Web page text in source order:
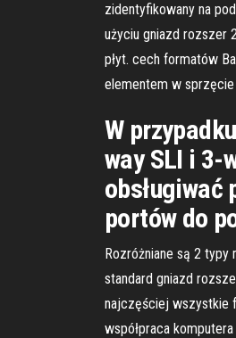
zidentyfikowany na
użyciu gniazd rozszer
płyt. cech formatów
elementem w
W
way SLI i 3-
obsługiwać
portów do
Rozróżniane są 2 typy
standard gniazd
najczęściej wszystkie
współpraca